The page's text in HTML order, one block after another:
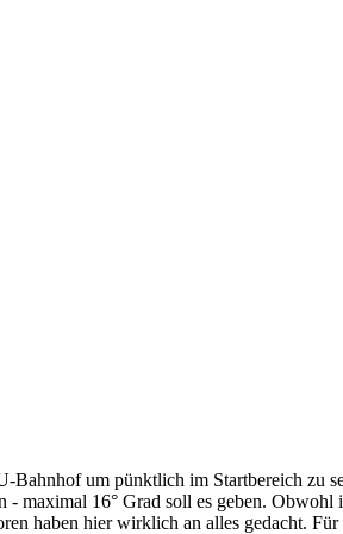
Bahnhof um pünktlich im Startbereich zu
- maximal 16° Grad soll es geben. Obwohl
haben hier wirklich an alles gedacht.